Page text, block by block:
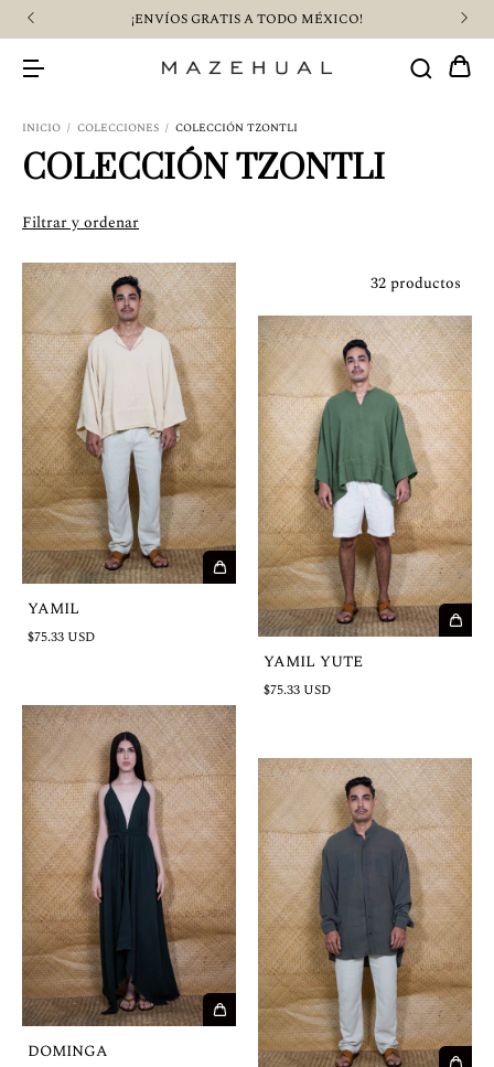
¡$500 PESOS DE CASHBACK COMPRANDO CON SLANA!
INICIO / COLECCIONES / COLECCIÓN TZONTLI
COLECCIÓN TZONTLI
Filtrar y ordenar
32 productos
YAMIL
$75.33 USD
YAMIL YUTE
$75.33 USD
DOMINGA